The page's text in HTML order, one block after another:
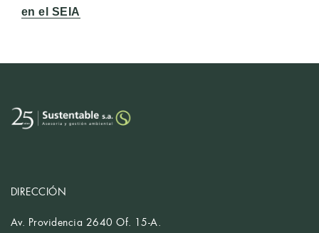
en el SEIA
DIRECCIÓN
Av. Providencia 2640 Of. 15-A.